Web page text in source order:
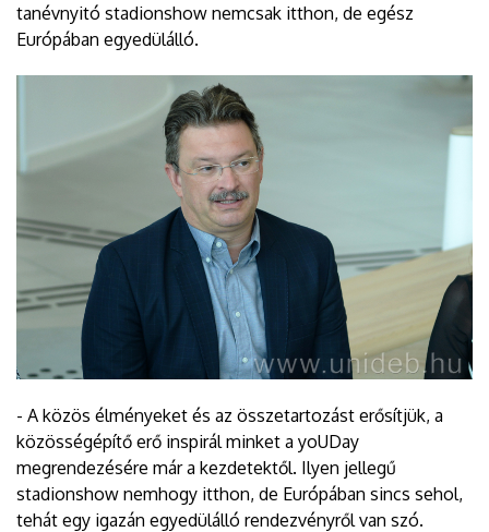
tanévnyitó stadionshow nemcsak itthon, de egész
Európában egyedülálló.
- A közös élményeket és az összetartozást erősítjük, a
közösségépítő erő inspirál minket a yoUDay
megrendezésére már a kezdetektől. Ilyen jellegű
stadionshow nemhogy itthon, de Európában sincs sehol,
tehát egy igazán egyedülálló rendezvényről van szó.